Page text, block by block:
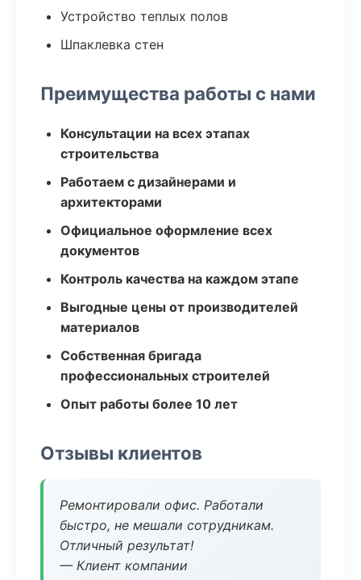
Устройство теплых полов
Шпаклевка стен
Преимущества работы с нами
Консультации на всех этапах
строительства
Работаем с дизайнерами и
архитекторами
Официальное оформление всех
документов
Контроль качества на каждом этапе
Выгодные цены от производителей
материалов
Собственная бригада
профессиональных строителей
Опыт работы более 10 лет
Отзывы клиентов
Ремонтировали офис. Работали
быстро, не мешали сотрудникам.
Отличный результат!
— Клиент компании